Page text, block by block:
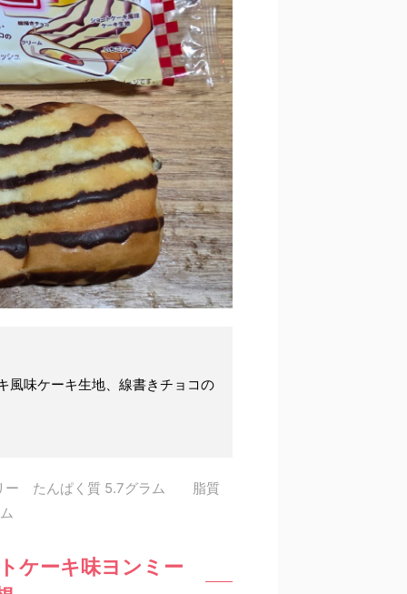
風味ケーキ生地、線書きチョコの
ー たんぱく質 5.7グラム 脂質
ム
ケーキ味ヨンミー